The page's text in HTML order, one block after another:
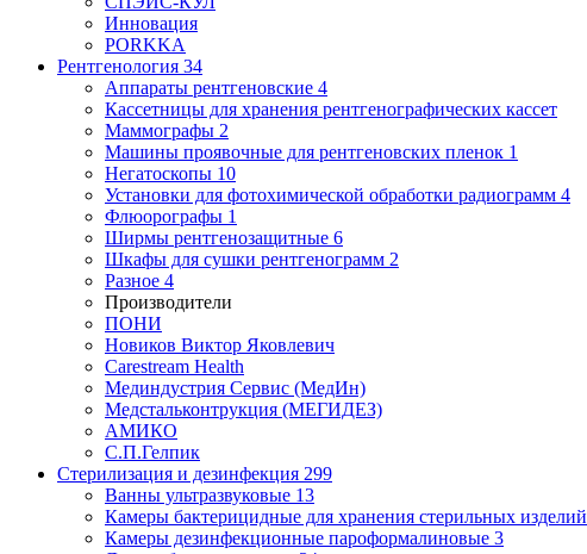
Инновация
PORKKA
Рентгенология 34
Аппараты рентгеновские 4
Кассетницы для хранения рентгенографических кассет
Маммографы 2
Машины проявочные для рентгеновских пленок 1
Негатоскопы 10
Установки для фотохимической обработки радиограмм 4
Флюорографы 1
Ширмы рентгенозащитные 6
Шкафы для сушки рентгенограмм 2
Разное 4
Производители
ПОНИ
Новиков Виктор Яковлевич
Carestream Health
Мединдустрия Сервис (МедИн)
Медстальконтрукция (МЕГИДЕЗ)
АМИКО
С.П.Гелпик
Стерилизация и дезинфекция 299
Ванны ультразвуковые 13
Камеры бактерицидные для хранения стерильных изделий
Камеры дезинфекционные пароформалиновые 3